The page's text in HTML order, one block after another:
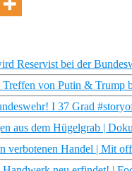
Reservist bei der
Treffen von Putin & Trump
I 37 Grad
aus dem Hügelgrab |
verbotenen Handel | Mit